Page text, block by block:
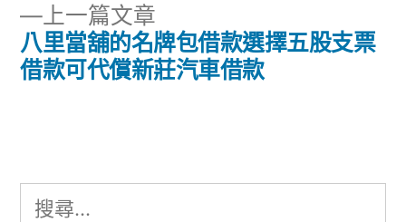
導
覽
上一篇文章
一
篇
八里當舖的名牌包借款選擇五股支票
借款可代償新莊汽車借款
搜